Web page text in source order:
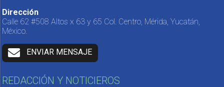
Dirección
Calle 62 #508 Altos x 63 y 65 Col. Centro, Mérida, Yucatán,
México.
ENVIAR MENSAJE
REDACCIÓN Y NOTICIEROS